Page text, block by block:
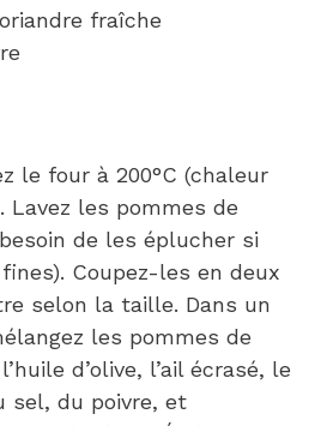
fraîche
le four à 200°C (chaleur
Lavez les pommes de
de les éplucher si
Coupez-les en deux
selon la taille. Dans un
les pommes de
d’olive, l’ail écrasé, le
sel, du poivre, et